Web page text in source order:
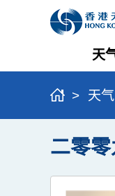
天
展
开
> 天气
二零